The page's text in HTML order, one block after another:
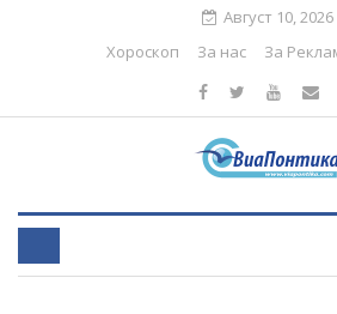
Август 10, 2026
Хороскоп
За нас За